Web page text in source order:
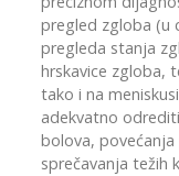
pregled zgloba (u
pregleda stanja
hrskavice zgloba,
tako i na
adekvatno
bolova,
sprečavanja težih